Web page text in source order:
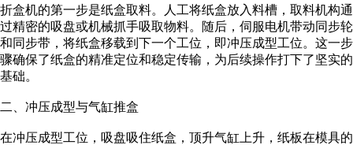
折盒机的第一步是纸盒取料。人工将纸盒放入料槽，取料机构通
过精密的吸盘或机械抓手吸取物料。随后，伺服电机带动同步轮
和同步带，将纸盒移载到下一个工位，即冲压成型工位。这一步
骤确保了纸盒的精准定位和稳定传输，为后续操作打下了坚实的
基础。
二、冲压成型与气缸推盒
在冲压成型工位，吸盘吸住纸盒，顶升气缸上升，纸板在模具的